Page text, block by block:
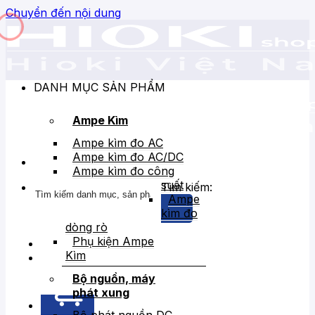
Chuyển đến nội dung
Tìm kiếm:
DANH MỤC SẢN PHẨM
Ampe Kìm
Ampe kìm đo AC
Ampe kìm đo AC/DC
Ampe kìm đo công
suất
Ampe
kìm đo
dòng rò
Phụ kiện Ampe
Kìm
Bộ nguồn, máy
phát xung